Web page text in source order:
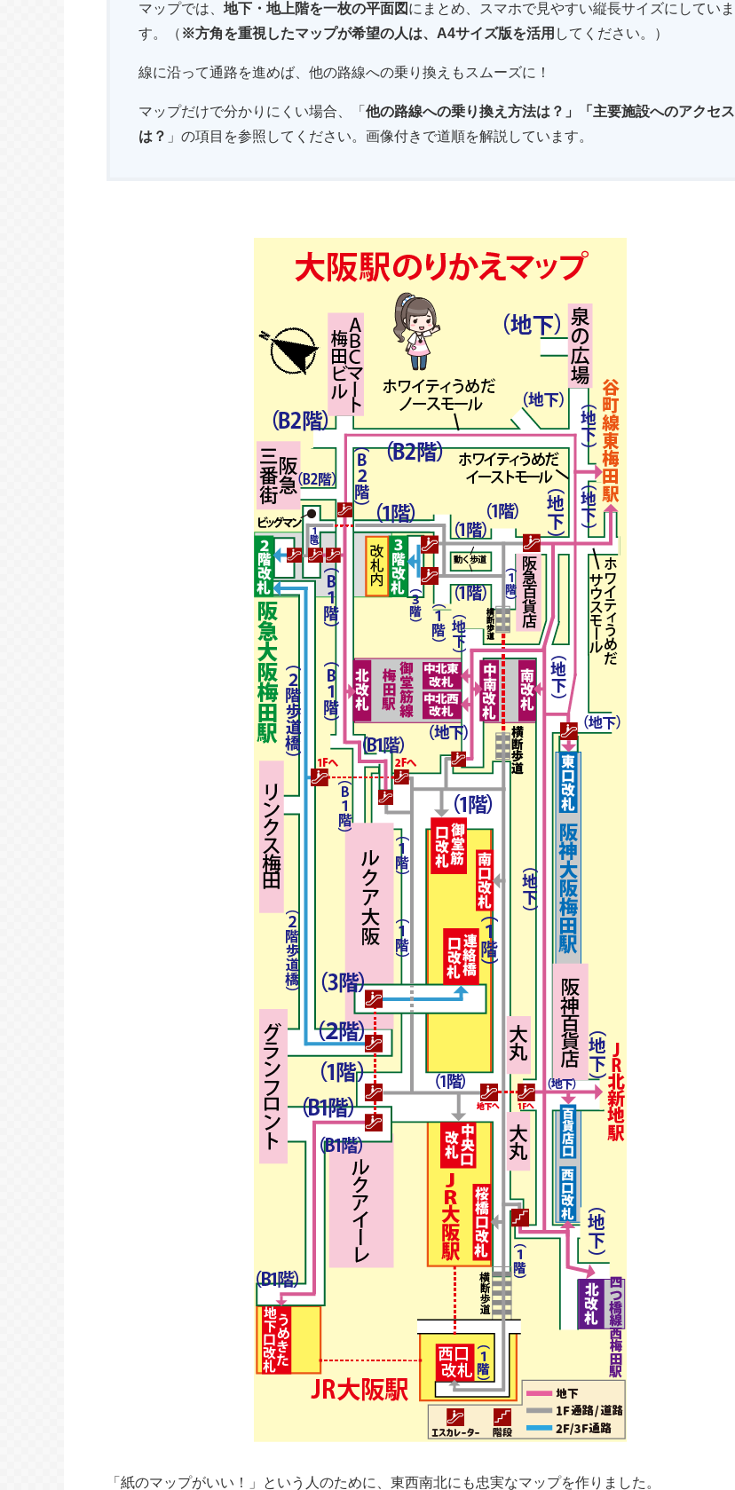
マップでは、 地下・地上階を一枚の平面図 にまとめ、スマホで見やすい縦長サイズにしていま
す。（ ※方角を重視したマップが希望の人は、A4サイズ版を活用 してください。）
線に沿って通路を進めば、他の路線への乗り換えもスムーズに！
マップだけで分かりにくい場合、「 他の路線への乗り換え方法は？」「主要施設へのアクセス
は？ 」の項目を参照してください。画像付きで道順を解説しています。
「紙のマップがいい！」という人のために、東西南北にも忠実なマップを作りました。